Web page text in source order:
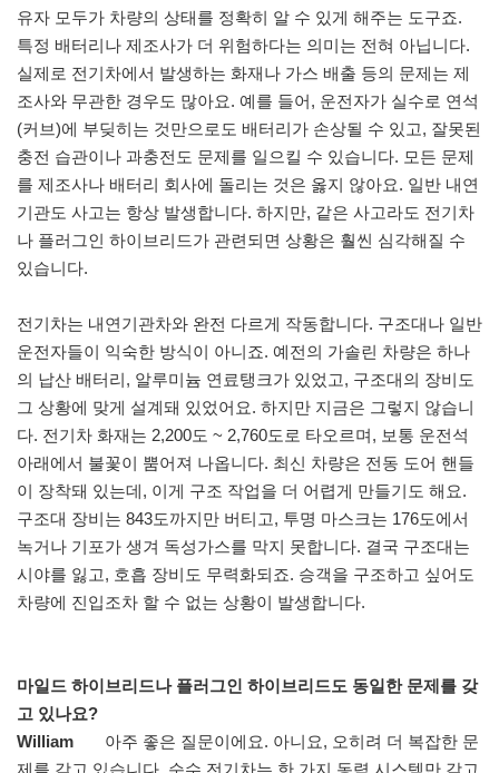
유자 모두가 차량의 상태를 정확히 알 수 있게 해주는 도구죠.
특정 배터리나 제조사가 더 위험하다는 의미는 전혀 아닙니다.
실제로 전기차에서 발생하는 화재나 가스 배출 등의 문제는 제
조사와 무관한 경우도 많아요. 예를 들어, 운전자가 실수로 연석
(커브)에 부딪히는 것만으로도 배터리가 손상될 수 있고, 잘못된
충전 습관이나 과충전도 문제를 일으킬 수 있습니다. 모든 문제
를 제조사나 배터리 회사에 돌리는 것은 옳지 않아요. 일반 내연
기관도 사고는 항상 발생합니다. 하지만, 같은 사고라도 전기차
나 플러그인 하이브리드가 관련되면 상황은 훨씬 심각해질 수
있습니다.
전기차는 내연기관차와 완전 다르게 작동합니다. 구조대나 일반
운전자들이 익숙한 방식이 아니죠. 예전의 가솔린 차량은 하나
의 납산 배터리, 알루미늄 연료탱크가 있었고, 구조대의 장비도
그 상황에 맞게 설계돼 있었어요. 하지만 지금은 그렇지 않습니
다. 전기차 화재는 2,200도 ~ 2,760도로 타오르며, 보통 운전석
아래에서 불꽃이 뿜어져 나옵니다. 최신 차량은 전동 도어 핸들
이 장착돼 있는데, 이게 구조 작업을 더 어렵게 만들기도 해요.
구조대 장비는 843도까지만 버티고, 투명 마스크는 176도에서
녹거나 기포가 생겨 독성가스를 막지 못합니다. 결국 구조대는
시야를 잃고, 호흡 장비도 무력화되죠. 승객을 구조하고 싶어도
차량에 진입조차 할 수 없는 상황이 발생합니다.
마일드 하이브리드나 플러그인 하이브리드도 동일한 문제를 갖
고 있나요?
William 아주 좋은 질문이에요. 아니요, 오히려 더 복잡한 문
제를 갖고 있습니다. 순수 전기차는 한 가지 동력 시스템만 갖고